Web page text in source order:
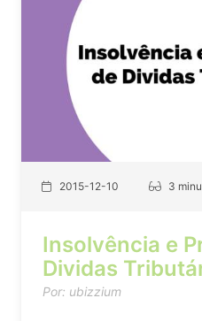
2015-12-10 3
Insolvência e
Dividas
Por: ubizzium